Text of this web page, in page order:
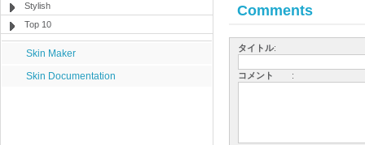
Stylish
Top 10
Skin Maker
Skin Documentation
Comments
タイトル:
コメント :